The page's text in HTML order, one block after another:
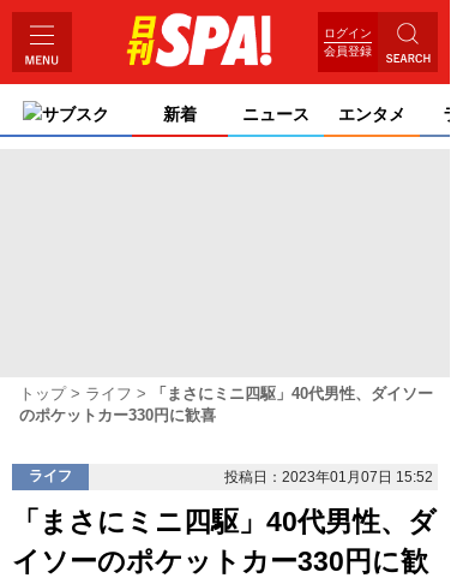
ログイン
会員登録
サブスク 新着 ニュース エンタメ ライ
トップ ライフ
「まさにミニ四駆」40代男性、ダイソー
のポケットカー330円に歓喜
ライフ 投稿日：2023年01月07日 15:52
「まさにミニ四駆」40代男性、ダ
イソーのポケットカー330円に歓